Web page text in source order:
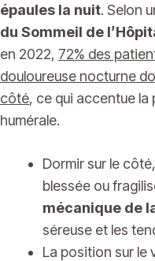
épaules la nuit. Selon
du Sommeil de
en 2022, 72% des
douloureuse nocturne
côté, ce qui accentue la
humérale.
Dormir sur le
blessée ou
mécanique de
séreuse et les
La position sur le